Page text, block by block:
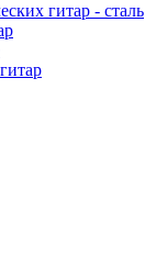
гитар - сталь